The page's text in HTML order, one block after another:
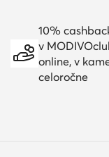
10%
v
online, v
celoročne